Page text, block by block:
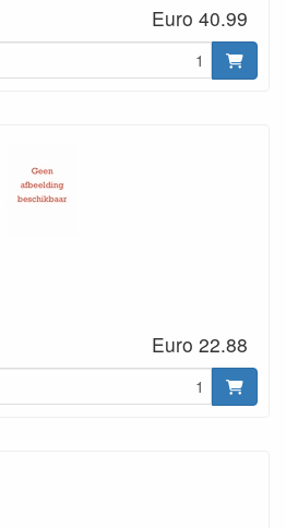
Euro 40.99
Euro 22.88